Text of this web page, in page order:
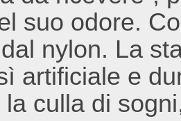
suo odore.
nylon. La
artificiale e
culla di